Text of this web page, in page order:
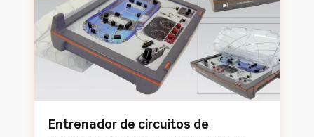
Entrenador de circuitos de